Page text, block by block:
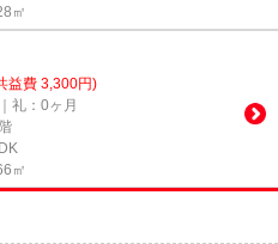
㎡
益費 3,300円)
礼：0ヶ月
㎡